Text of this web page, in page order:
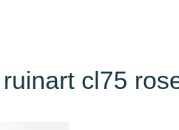
cl75